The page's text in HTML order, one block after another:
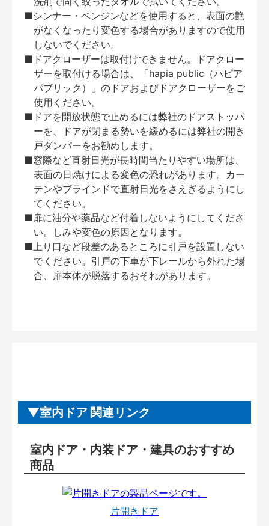
■シンナー・ベンジンなどを使用すると、表面の艶
がなくなったり変色する場合がありますので使用
しないでください。
■ドアクローザーは取付けできません。ドアクロー
ザーを取付ける場合は、「hapia public（ハピア
パブリック）」のドアおよびドアクローザーをご
使用ください。
■ドアを開放状態で止めるには弊社のドアストッパ
ーを、ドアが閉まる勢いを緩めるには弊社の開き
戸ダンパーをお勧めします。
■窓際など直射日光が長時間当たりやすい場所は、
表面の日焼けによる変色の恐れがあります。カー
テンやブラインドで直射日光をさえぎるようにし
てください。
■扉に油分や薬品など付着しないようにしてくださ
い。しみや変色の原因となります。
■上り口など段差のあるところに引戸を設置しない
でください。引戸の下車が下レールから外れた場
合、扉本体が脱落するおそれがあります。
室内ドア 関連リンク
室内ドア・内装ドア・建具のおすすめ
商品
片開きドア